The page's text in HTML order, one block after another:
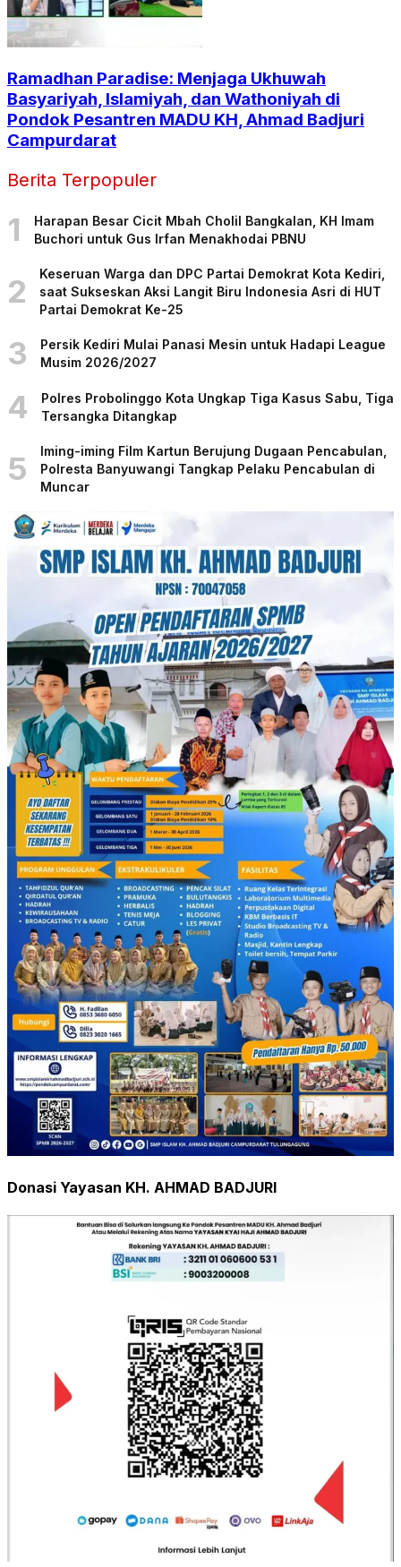
Ramadhan Paradise: Menjaga Ukhuwah
Basyariyah, Islamiyah, dan Wathoniyah di
Pondok Pesantren MADU KH, Ahmad Badjuri
Campurdarat
Berita Terpopuler
1
Harapan Besar Cicit Mbah Cholil Bangkalan, KH Imam
Buchori untuk Gus Irfan Menakhodai PBNU
2
Keseruan Warga dan DPC Partai Demokrat Kota Kediri,
saat Sukseskan Aksi Langit Biru Indonesia Asri di HUT
Partai Demokrat Ke-25
3
Persik Kediri Mulai Panasi Mesin untuk Hadapi League
Musim 2026/2027
4
Polres Probolinggo Kota Ungkap Tiga Kasus Sabu, Tiga
Tersangka Ditangkap
5
Iming-iming Film Kartun Berujung Dugaan Pencabulan,
Polresta Banyuwangi Tangkap Pelaku Pencabulan di
Muncar
Donasi Yayasan KH. AHMAD BADJURI